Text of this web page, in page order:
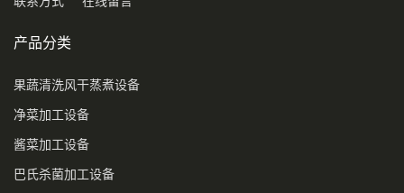
产品分类
果蔬清洗风干蒸煮设备
净菜加工设备
酱菜加工设备
巴氏杀菌加工设备